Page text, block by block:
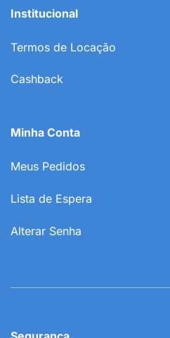
Institucional
Termos de Locação
Cashback
Minha Conta
Meus Pedidos
Lista de Espera
Alterar Senha